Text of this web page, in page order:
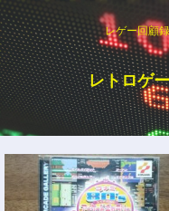
レゲー回顧
レトロゲ